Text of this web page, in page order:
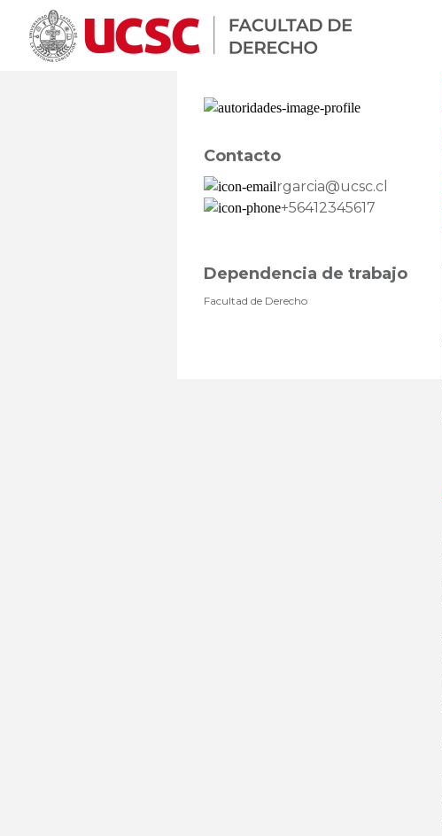
Contacto
rgarcia@ucsc.cl
+56412345617
Dependencia de trabajo
Facultad de Derecho